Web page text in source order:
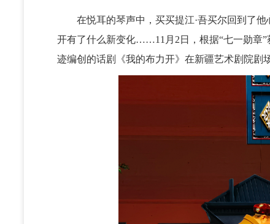
在悦耳的琴声中，买买提江·吾买尔回到了他
开有了什么新变化……11月2日，根据“七一勋章”
迹编创的话剧《我的布力开》在新疆艺术剧院剧